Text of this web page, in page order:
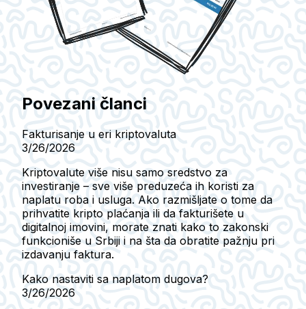
Povezani članci
Fakturisanje u eri kriptovaluta
3/26/2026
Kriptovalute više nisu samo sredstvo za
investiranje – sve više preduzeća ih koristi za
naplatu roba i usluga. Ako razmišljate o tome da
prihvatite kripto plaćanja ili da fakturišete u
digitalnoj imovini, morate znati kako to zakonski
funkcioniše u Srbiji i na šta da obratite pažnju pri
izdavanju faktura.
Kako nastaviti sa naplatom dugova?
3/26/2026